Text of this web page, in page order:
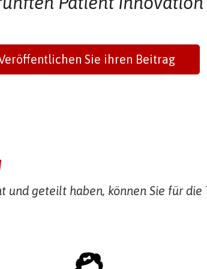
Sie ihren Beitrag
und geteilt haben, können Sie für